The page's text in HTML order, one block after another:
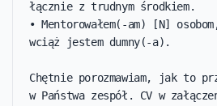
łącznie z trudnym środkiem.
• Mentorowałem(-am) [N]
wciąż jestem dumny(-a).
Chętnie porozmawiam, jak to
w Państwa zespół. CV w